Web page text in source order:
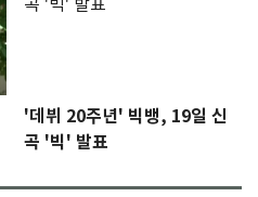
'데뷔 20주년' 빅뱅, 19일 신
곡 '빅' 발표